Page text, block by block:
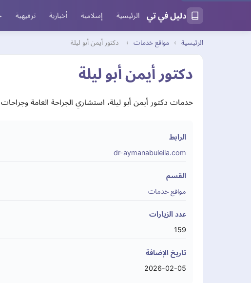
دليل في تي الرئيسية إسلامية أخبارية ترفيهية
الرئيسية › مواقع خدمات › دكتور أيمن أبو ليلة
دكتور أيمن أبو ليلة
خدمات دكتور أيمن أبو ليلة، استشاري الجراحة العامة
الرابط
dr-aymanabuleila.com
القسم
مواقع خدمات
عدد الزيارات
159
تاريخ الإضافة
2026-02-05